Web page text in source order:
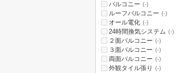
バルコニー (-)
ルーフバルコニー (-)
オール電化 (-)
24時間換気システム (-)
２面バルコニー (-)
３面バルコニー (-)
両面バルコニー (-)
外観タイル張り (-)